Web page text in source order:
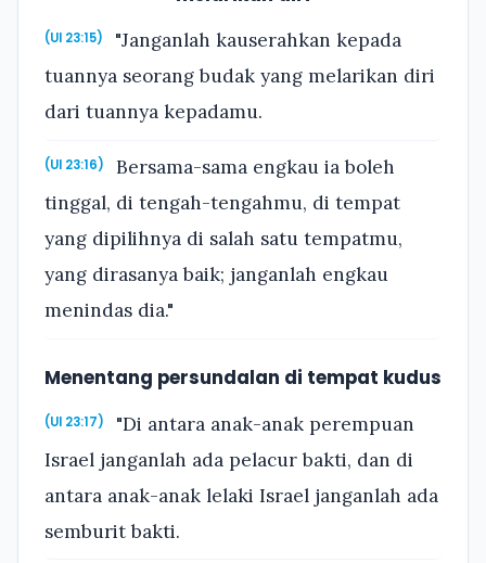
(Ul 23:15)
"Janganlah kauserahkan kepada
tuannya seorang budak yang melarikan diri
dari tuannya kepadamu.
(Ul 23:16)
Bersama-sama engkau ia boleh
tinggal, di tengah-tengahmu, di tempat
yang dipilihnya di salah satu tempatmu,
yang dirasanya baik; janganlah engkau
menindas dia."
Menentang persundalan di tempat kudus
(Ul 23:17)
"Di antara anak-anak perempuan
Israel janganlah ada pelacur bakti, dan di
antara anak-anak lelaki Israel janganlah ada
semburit bakti.